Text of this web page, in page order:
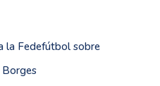
la Fedefútbol sobre
Borges